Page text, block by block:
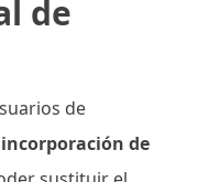
de
de
de